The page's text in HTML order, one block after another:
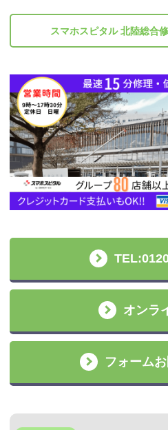
スマホスピタル 北陸総合
オンラ
フォーム